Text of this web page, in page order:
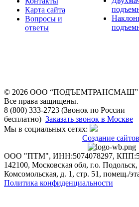
Карта сайта
Вопросы и
ответы
© 2026 OOO “ПОДЪЕМТРАНСМАШ”
Все права защищены.
8 (800) 333-2723 (Звонок по России
бесплатно) Заказать звонок в Москве
Мы в социальных сетях:
Создание сайтов
ООО "ПТМ", ИНН:5074078297,
142100, Московская обл, г.о.
Комсомольская, д. 1, стр. 51, помещ./
Политика конфиденциальности